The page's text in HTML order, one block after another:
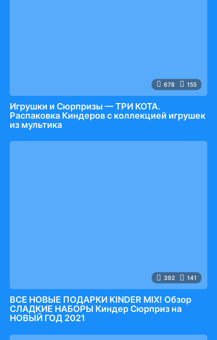
678 155
Игрушки и Сюрпризы — ТРИ КОТА.
Распаковка Киндеров с коллекцией игрушек
из мультика
392 141
ВСЕ НОВЫЕ ПОДАРКИ KINDER MIX! Обзор
СЛАДКИЕ НАБОРЫ Киндер Сюрприз на
НОВЫЙ ГОД 2021